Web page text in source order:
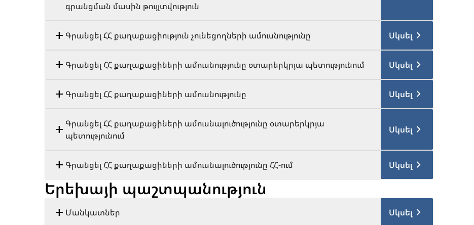
գրանցման մասին թույլտվություն
Գրանցել ՀՀ քաղաքացիություն չունեցողների ամուսնությունը Սկսել
Գրանցել ՀՀ քաղաքացիների ամուսնությունը օտարերկրյա պետությունում Սկսել
Գրանցել ՀՀ քաղաքացիների ամուսնությունը Սկսել
Գրանցել ՀՀ քաղաքացիների ամուսնալուծությունը օտարերկրյա
պետությունում
Սկսել
Գրանցել ՀՀ քաղաքացիների ամուսնալուծությունը ՀՀ-ում Սկսել
Երեխայի պաշտպանություն
Մանկատներ Սկսել